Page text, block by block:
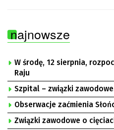
najnowsze
W środę, 12 sierpnia,
Raju
Szpital – związki
Obserwacje zaćmienia
Związki zawodowe o